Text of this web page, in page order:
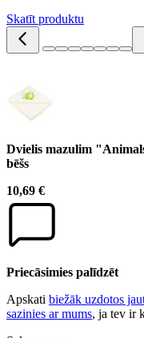
Skatīt produktu
Dvielis mazulim
bēšs
10,69 €
Priecāsimies palīdzēt
Apskati biežāk uzdotos
sazinies ar mums, ja tev ir